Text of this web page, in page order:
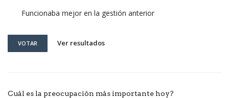
Funcionaba mejor en la gestión anterior
VOTAR Ver resultados
Cuál es la preocupación más importante hoy?